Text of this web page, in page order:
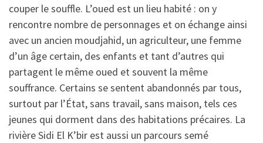
couper le souffle. L’oued est un lieu habité : on y
rencontre nombre de personnages et on échange ainsi
avec un ancien moudjahid, un agriculteur, une femme
d’un âge certain, des enfants et tant d’autres qui
partagent le même oued et souvent la même
souffrance. Certains se sentent abandonnés par tous,
surtout par l’État, sans travail, sans maison, tels ces
jeunes qui dorment dans des habitations précaires. La
rivière Sidi El K’bir est aussi un parcours semé